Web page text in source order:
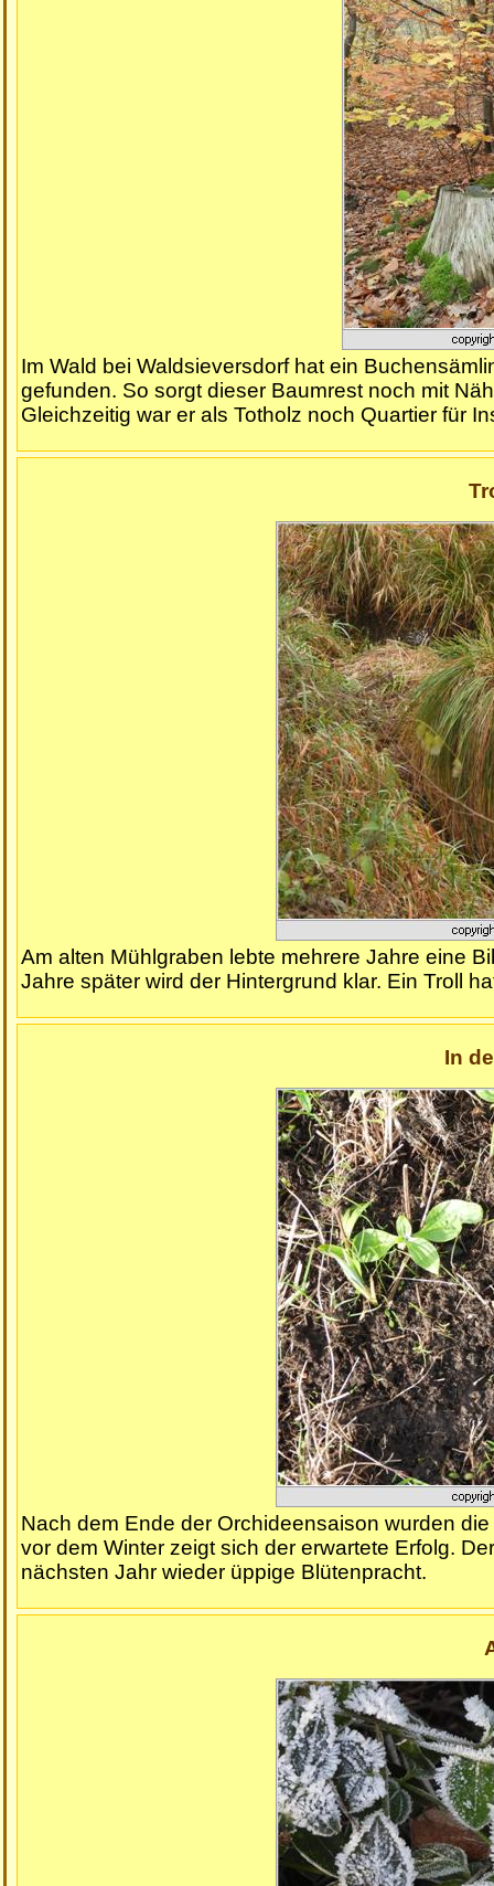
Im Wald bei Waldsieversdorf hat ein
gefunden. So sorgt dieser Baumrest noch mit
Gleichzeitig war er als Totholz noch Quartier für
Am alten Mühlgraben lebte mehrere Jahre eine
Jahre später wird der Hintergrund klar. Ein Troll
In
Nach dem Ende der Orchideensaison wurden
vor dem Winter zeigt sich der erwartete Erfolg.
nächsten Jahr wieder üppige Blütenpracht.